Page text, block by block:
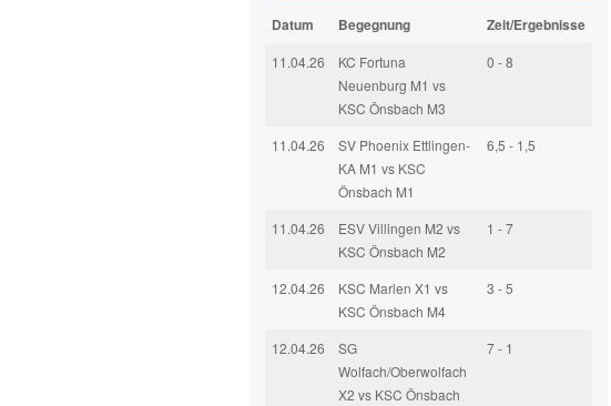
Datum Begegnung Zeit/Ergebnisse
11.04.26
KC Fortuna
Neuenburg M1 vs
KSC Önsbach M3
0 - 8
11.04.26
SV Phoenix Ettlingen-
KA M1 vs KSC
Önsbach M1
6,5 - 1,5
11.04.26
ESV Villingen M2 vs
KSC Önsbach M2
1 - 7
12.04.26
KSC Marlen X1 vs
KSC Önsbach M4
3 - 5
12.04.26
SG
Wolfach/Oberwolfach
X2 vs KSC Önsbach
7 - 1